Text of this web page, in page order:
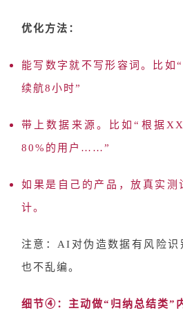
优化方法：
能写数字就不写形容词。比如
续航8小时”
带上数据来源。比如“根据
80%的用户……”
如果是自己的产品，放真实测
计。
注意： AI对伪造数据有风险识
也不乱编。
细节④：主动做“归纳总结类”